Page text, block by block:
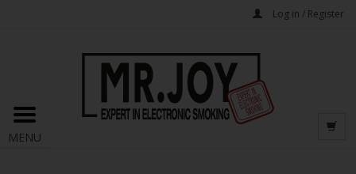
Log in / Register
MENU